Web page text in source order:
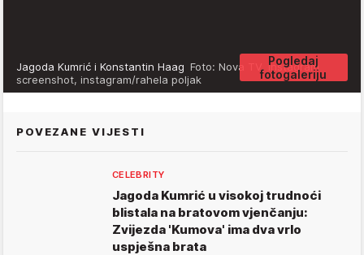
Pogledaj
fotogaleriju
Jagoda Kumrić i Konstantin Haag Foto: Nova TV, Instagram
screenshot, instagram/rahela poljak
POVEZANE VIJESTI
CELEBRITY
Jagoda Kumrić u visokoj trudnoći
blistala na bratovom vjenčanju:
Zvijezda 'Kumova' ima dva vrlo
uspješna brata